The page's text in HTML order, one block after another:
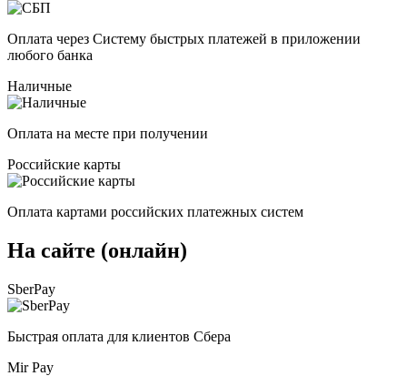
Оплата через Систему быстрых платежей в приложении
любого банка
Наличные
Оплата на месте при получении
Российские карты
Оплата картами российских платежных систем
На сайте (онлайн)
SberPay
Быстрая оплата для клиентов Сбера
Mir Pay